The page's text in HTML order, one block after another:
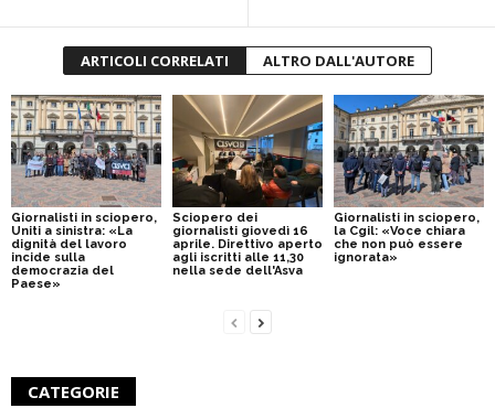
ARTICOLI CORRELATI ALTRO DALL'AUTORE
Giornalisti in sciopero,
Uniti a sinistra: «La
dignità del lavoro
incide sulla
democrazia del
Paese»
Sciopero dei
giornalisti giovedì 16
aprile. Direttivo aperto
agli iscritti alle 11,30
nella sede dell'Asva
Giornalisti in sciopero,
la Cgil: «Voce chiara
che non può essere
ignorata»
CATEGORIE